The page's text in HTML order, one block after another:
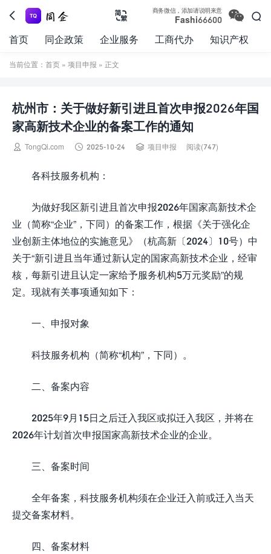
 
商务微信，添加请说明来意
Fashi66600 

首页 同企政策 企业服务 工商代办 知识产权
当前位置： 首页 » 项目申报 » 正文
杭州市：关于做好新引进且首次申报2026年国
家高新技术企业的备案工作的通知
 TongQi.com  2025-10-24  项目申报 阅读(747)
各科技服务机构：
为做好我区新引进且首次申报2026年国家高新技术企
业（简称“企业”，下同）的备案工作，根据《关于强化企
业创新主体地位的实施意见》（杭高新〔2024〕10号）中
关于“新引进且当年通过新认定的国家高新技术企业，经审
核，每新引进且认定一家给予服务机构5万元奖励”的规
定。现就有关事项通知如下：
一、申报对象
科技服务机构（简称“机构”，下同）。
二、备案内容
2025年9月15日之后迁入我区或拟迁入我区，并将在
2026年计划首次申报国家高新技术企业的企业。
三、备案时间
全年备案，科技服务机构须在企业迁入前或迁入当天
提交备案材料。
四、备案材料